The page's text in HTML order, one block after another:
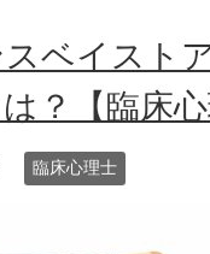
ベイスト
？【臨床心
臨床心理士